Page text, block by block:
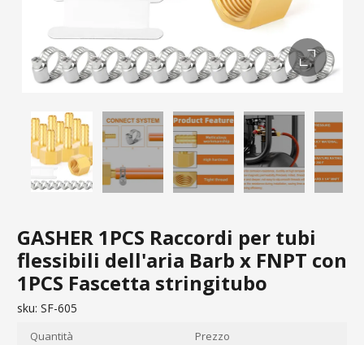
GASHER 1PCS Raccordi per tubi
flessibili dell'aria Barb x FNPT con
1PCS Fascetta stringitubo
sku: SF-605
Quantità Prezzo